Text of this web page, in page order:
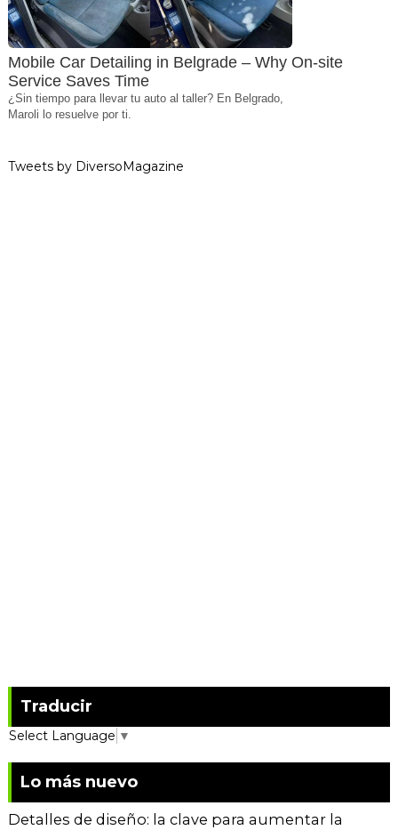
Mobile Car Detailing in Belgrade – Why On-site
Service Saves Time
¿Sin tiempo para llevar tu auto al taller? En Belgrado,
Maroli lo resuelve por ti.
Tweets by DiversoMagazine
Traducir
Select Language ▼
Lo más nuevo
Detalles de diseño: la clave para aumentar la